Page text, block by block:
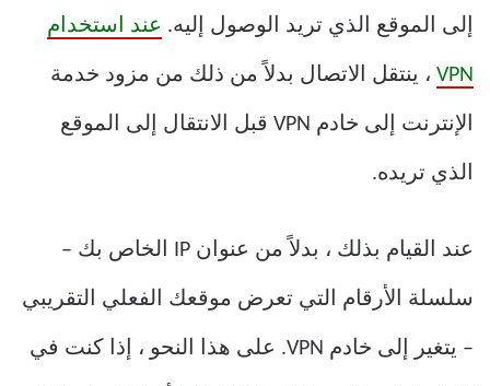
إلى الموقع الذي تريد الوصول إليه. عند استخدام
VPN ، ينتقل الاتصال بدلاً من ذلك من مزود خدمة
الإنترنت إلى خادم VPN قبل الانتقال إلى الموقع
الذي تريده.
عند القيام بذلك ، بدلاً من عنوان IP الخاص بك –
سلسلة الأرقام التي تعرض موقعك الفعلي التقريبي
– يتغير إلى خادم VPN. على هذا النحو ، إذا كنت في